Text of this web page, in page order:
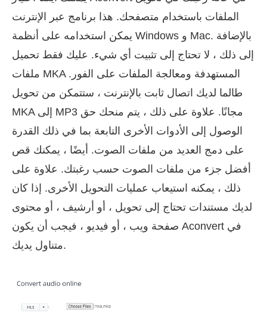
الملفات باستخدام متصفحك. هذا برنامج عبر الإنترنت
يمكن استخدامه على أنظمة Windows و Mac. بالإضافة
إلى ذلك ، لا تحتاج إلى تثبيت أي شيء. عليك فقط تحميل
ملفات MKA المستهدفة ومعالجة الملفات على الفور.
طالما لديك اتصال ثابت بالإنترنت ، ستتمكن من تحويل
MKA إلى MP3 مجانًا. علاوة على ذلك ، يتم منحك حق
الوصول إلى الأدوات الأخرى التابعة بما في ذلك القدرة
على دمج العديد من ملفات الصوت. أيضًا ، يمكنك قص
أفضل جزء من ملفات الصوت حسب رغبتك. علاوة على
ذلك ، يمكنه استيعاب عمليات التحويل الأخرى. إذا كان
لديك مستندات تحتاج إلى تحويل ، أو أرشيف ، أو محتوى
صفحة ويب ، أو فيديو ، فيجب أن يكون Aconvert في
متناول يديك.